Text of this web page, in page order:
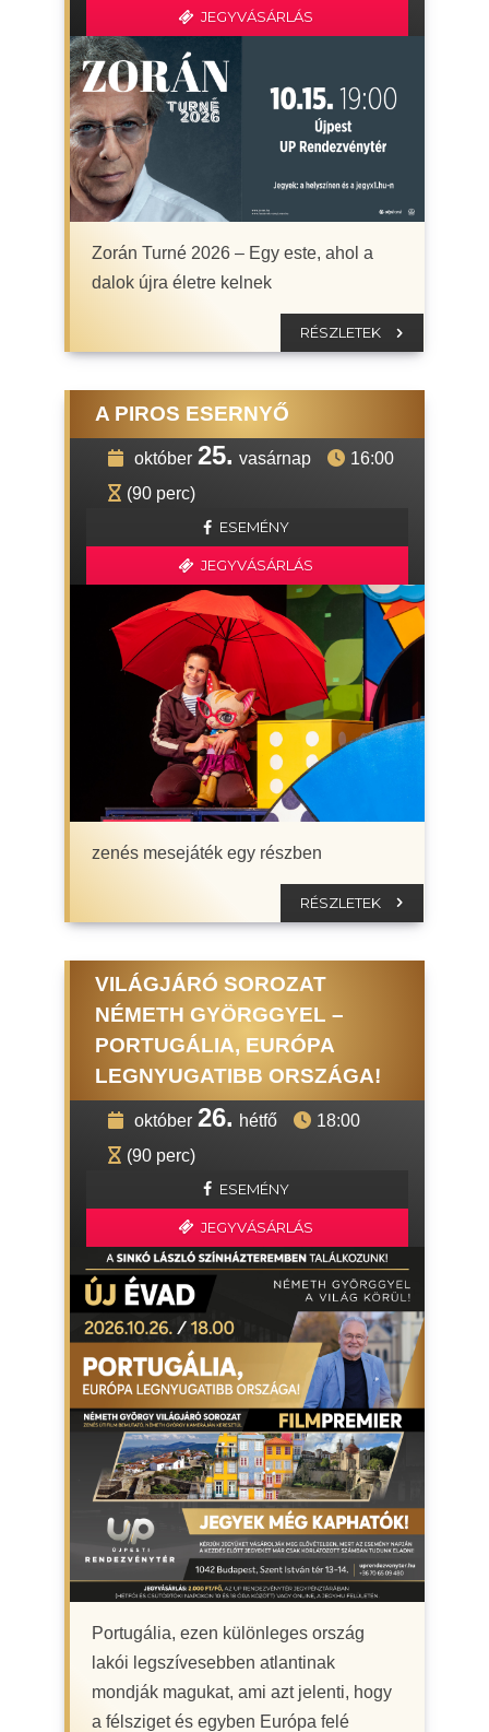
JEGYVÁSÁRLÁS
Zorán Turné 2026 – Egy este, ahol a
dalok újra életre kelnek
RÉSZLETEK
A PIROS ESERNYŐ
október 25. vasárnap
16:00
(90 perc)
ESEMÉNY
JEGYVÁSÁRLÁS
zenés mesejáték egy részben
RÉSZLETEK
VILÁGJÁRÓ SOROZAT
NÉMETH GYÖRGGYEL –
PORTUGÁLIA, EURÓPA
LEGNYUGATIBB ORSZÁGA!
október 26. hétfő
18:00
(90 perc)
ESEMÉNY
JEGYVÁSÁRLÁS
Portugália, ezen különleges ország
lakói legszívesebben atlantinak
mondják magukat, ami azt jelenti, hogy
a félsziget és egyben Európa felé